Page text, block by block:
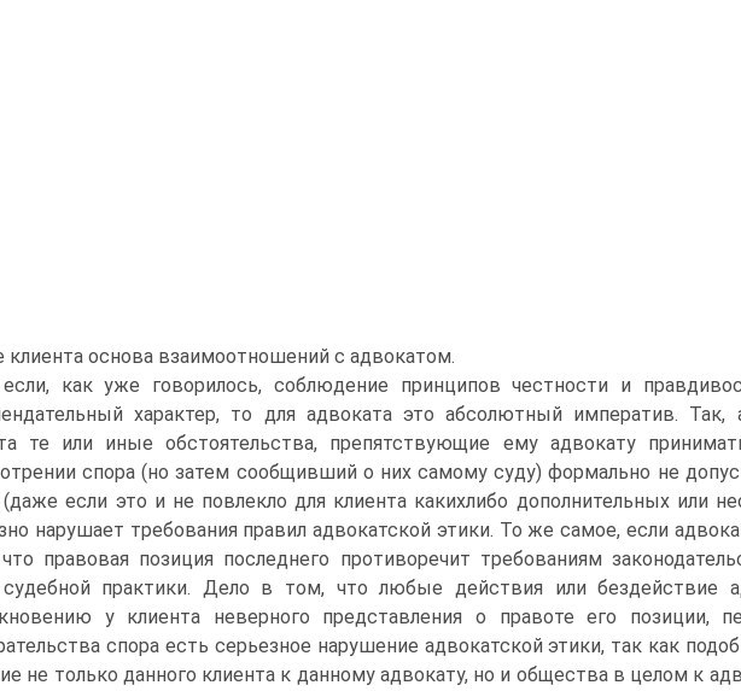
клиента основа взаимоотношений с адвокатом.
как уже говорилось, соблюдение принципов честности и
характер, то для адвоката это абсолютный императив.
те или иные обстоятельства, препятствующие ему адвокату
спора (но затем сообщивший о них самому суду) формально не
если это и не повлекло для клиента какихлибо дополнительных или
нарушает требования правил адвокатской этики. То же самое, если
правовая позиция последнего противоречит требованиям
практики. Дело в том, что любые действия или бездействие
у клиента неверного представления о правоте его позиции,
спора есть серьезное нарушение адвокатской этики, так как
не только данного клиента к данному адвокату, но и общества в целом к